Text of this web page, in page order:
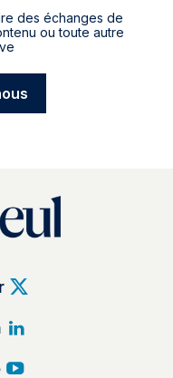
des échanges de
ou toute autre